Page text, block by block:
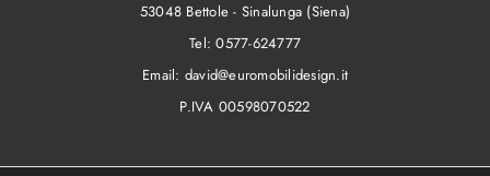
53048 Bettole - Sinalunga (Siena)
Tel:0577-624777
Email: david@euromobilidesign.it
P.IVA 00598070522